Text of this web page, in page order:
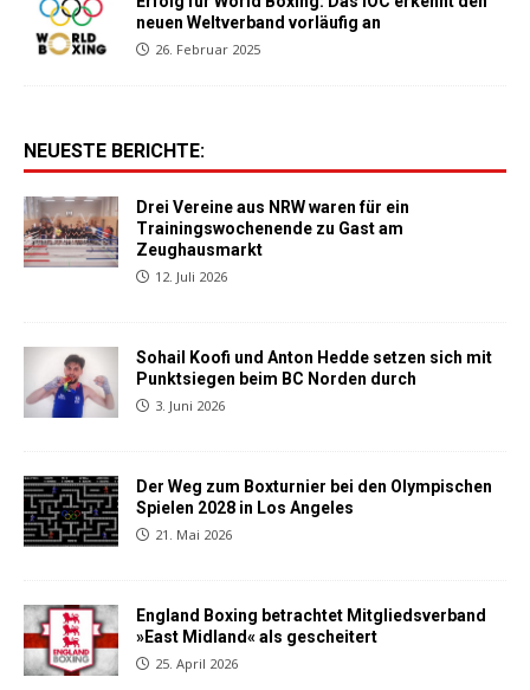
neuen Weltverband vorläufig an
26. Februar 2025
NEUESTE BERICHTE:
Drei Vereine aus NRW waren für ein
Trainingswochenende zu Gast am
Zeughausmarkt
12. Juli 2026
Sohail Koofi und Anton Hedde setzen sich mit
Punktsiegen beim BC Norden durch
3. Juni 2026
Der Weg zum Boxturnier bei den Olympischen
Spielen 2028 in Los Angeles
21. Mai 2026
England Boxing betrachtet Mitgliedsverband
»East Midland« als gescheitert
25. April 2026